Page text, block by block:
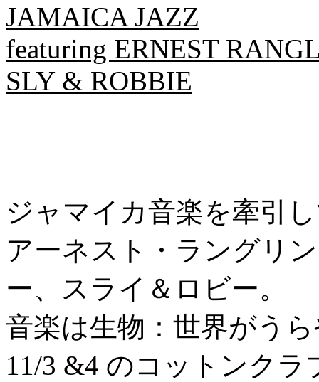
JAMAICA JAZZ
featuring ERNEST
SLY & ROBBIE
ジャマイカ音楽を牽引
アーネスト・ラングリ
ー、スライ＆ロビー。
音楽は生物：世界がう
11/3 &4 のコットンク